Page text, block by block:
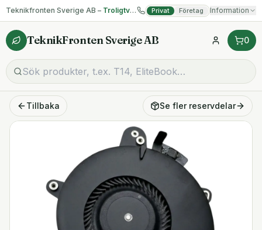
Teknikfronten Sverige AB – Troligtvis billigast på begagnad IT! Privat Företag Information
TeknikFronten Sverige AB 0
Tillbaka Se fler reservdelar